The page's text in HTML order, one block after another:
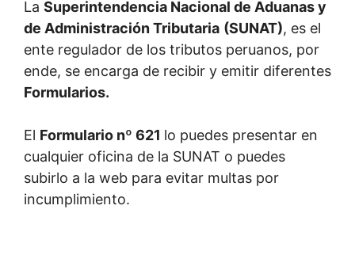
La Superintendencia Nacional de Aduanas y
de Administración Tributaria (SUNAT), es el
ente regulador de los tributos peruanos, por
ende, se encarga de recibir y emitir diferentes
Formularios.
El Formulario nº 621 lo puedes presentar en
cualquier oficina de la SUNAT o puedes
subirlo a la web para evitar multas por
incumplimiento.